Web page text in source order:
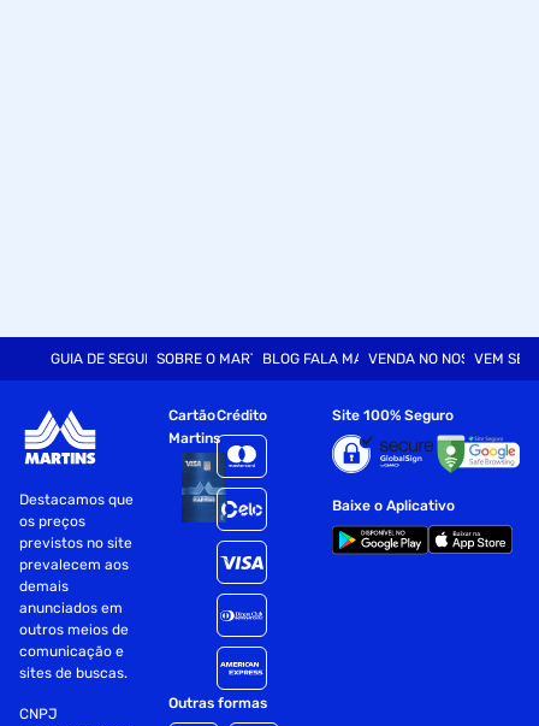
GUIA DE SEGURANÇASOBRE O MARTINSBLOG FALA MARTVENDA NO NOSSO SITE
VEM SER
Destacamos que
os preços
previstos no site
prevalecem aos
demais
anunciados em
outros meios de
comunicação e
sites de buscas.
CNPJ
Cartão
Martins
Crédito
Outras formas
Site 100% Seguro
Baixe o Aplicativo